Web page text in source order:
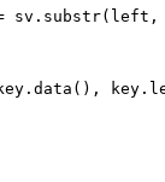
sv.
substr(left,
data (), key.